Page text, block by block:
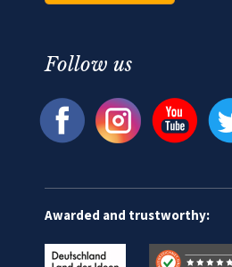
Follow us
Awarded and trustworthy: